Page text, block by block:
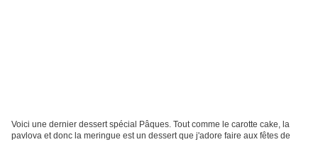
Voici une dernier dessert spécial Pâques. Tout comme le carotte cake, la
pavlova et donc la meringue est un dessert que j'adore faire aux fêtes de